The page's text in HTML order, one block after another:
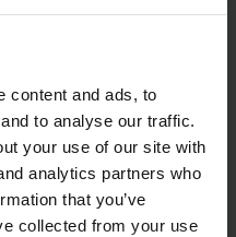
content and ads, to
to analyse our traffic.
your use of our site with
analytics partners who
that you’ve
collected from your use